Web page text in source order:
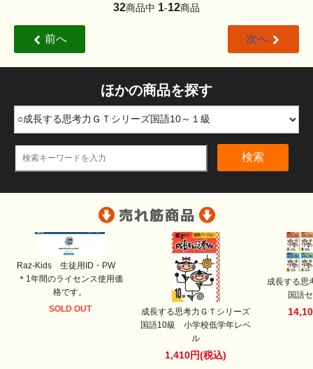
32商品中 1-12商品
前へ 次へ
ほかの商品を探す
検索
Raz-Kids 生徒用ID・PW
＊1年間のライセンス使用価
格です。
SOLD OUT
成長する思考力ＧＴシリーズ
国語10級 小学校低学年レベ
ル
1,410円(税込)
成長する思
国語